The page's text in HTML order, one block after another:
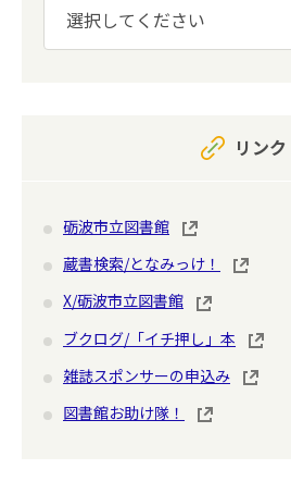
リンク
砺波市立図書館
蔵書検索/となみっけ！
X/砺波市立図書館
ブクログ/「イチ押し」本
雑誌スポンサーの申込み
図書館お助け隊！